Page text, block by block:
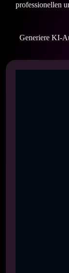
professionellen
Generiere KI-